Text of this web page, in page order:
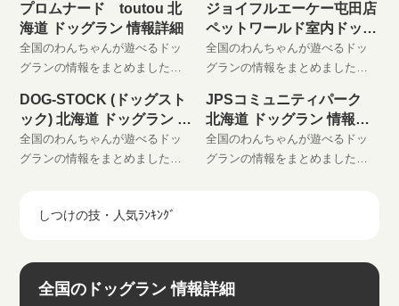
ごしください。 是非、お気に入
りに登録してください。
ごしください。 是非、お気に入
りに登録してください。
プロムナード toutou 北
海道 ドッグラン 情報詳細
全国のわんちゃんが遊べるドッ
グランの情報をまとめました。
ごしください。 是非、お気に入
りに登録してください。
ジョイフルエーケー屯田店
ペットワールド室内ドッグ
ラン
全国のわんちゃんが遊べるドッ
グランの情報をまとめました。
ごしください。 是非、お気に入
りに登録してください。
DOG-STOCK (ドッグスト
ック) 北海道 ドッグラン 情
報詳細
全国のわんちゃんが遊べるドッ
グランの情報をまとめました。
りに登録してください。
JPSコミュニティパーク
北海道 ドッグラン 情報詳
細
全国のわんちゃんが遊べるドッ
グランの情報をまとめました。
しつけの技・人気ﾗﾝｷﾝｸﾞ
全国のドッグラン 情報詳細